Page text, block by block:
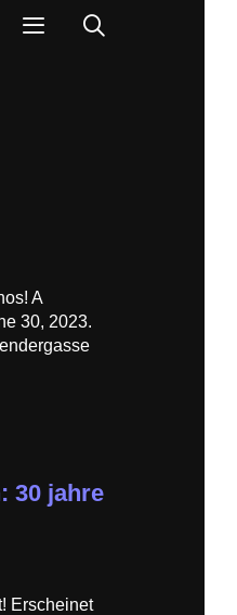
A
30, 2023.
30 jahre
Erscheinet